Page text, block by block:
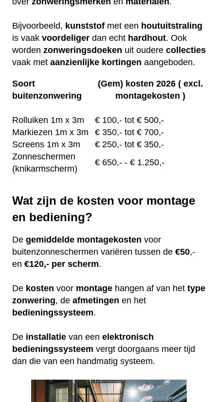
Bijvoorbeeld, kunststof met een houtuitstraling
is vaak voordeliger dan echt hardhout. Ook
worden zonweringsdoeken uit oudere collecties
vaak met aanzienlijke kortingen aangeboden.
Soort
buitenzonwering
(Gem) kosten 2026 ( excl.
montagekosten )
Rolluiken 1m x 3m € 100,- tot € 500,-
Markiezen 1m x 3m
€ 350,- tot € 700,-
Screens 1m x 3m
€ 250,- tot € 350,-
Zonneschermen
(knikarmscherm)
€ 650,- - € 1.250,-
Wat zijn de kosten voor montage
en bediening?
De gemiddelde montagekosten voor
buitenzonneschermen variëren tussen de €50,-
en €120,- per scherm.
De kosten voor montage hangen af van het type
zonwering, de afmetingen en het
bedieningssysteem.
De installatie van een elektronisch
bedieningssysteem vergt doorgaans meer tijd
dan die van een handmatig systeem.